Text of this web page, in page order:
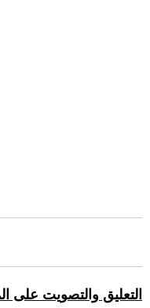
التعليق والتصويت على